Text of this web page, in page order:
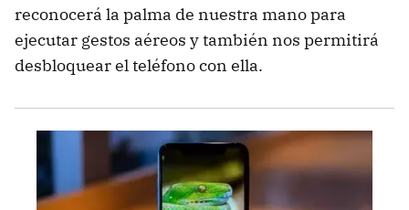
reconocerá la palma de nuestra mano para
ejecutar gestos aéreos y también nos permitirá
desbloquear el teléfono con ella.